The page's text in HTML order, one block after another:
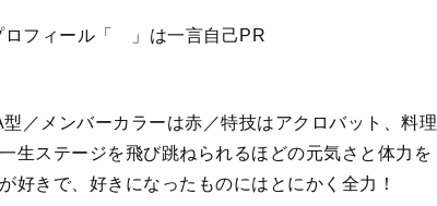
ロフィール「 」は一言自己PR
／メンバーカラーは赤／特技はアクロバット、料理
生ステージを飛び跳ねられるほどの元気さと体力を
好きで、好きになったものにはとにかく全力！